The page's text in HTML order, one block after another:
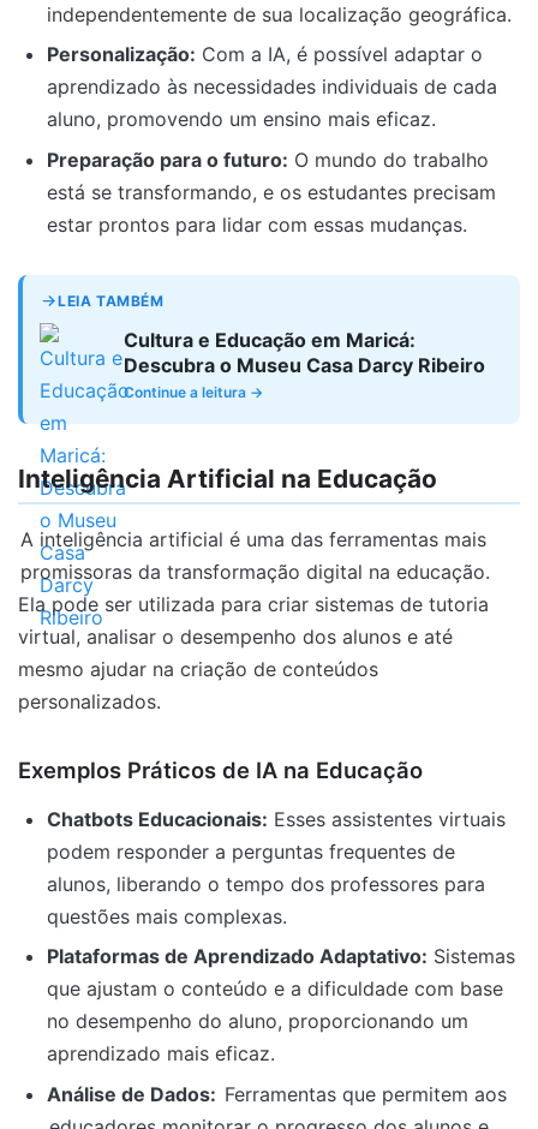
independentemente de sua localização geográfica.
Personalização: Com a IA, é possível adaptar o
aprendizado às necessidades individuais de cada
aluno, promovendo um ensino mais eficaz.
Preparação para o futuro: O mundo do trabalho
está se transformando, e os estudantes precisam
estar prontos para lidar com essas mudanças.
LEIA TAMBÉM
Cultura e Educação em Maricá:
Descubra o Museu Casa Darcy Ribeiro
Continue a leitura →
Inteligência Artificial na Educação
A inteligência artificial é uma das ferramentas mais
promissoras da transformação digital na educação.
Ela pode ser utilizada para criar sistemas de tutoria
virtual, analisar o desempenho dos alunos e até
mesmo ajudar na criação de conteúdos
personalizados.
Exemplos Práticos de IA na Educação
Chatbots Educacionais: Esses assistentes virtuais
podem responder a perguntas frequentes de
alunos, liberando o tempo dos professores para
questões mais complexas.
Plataformas de Aprendizado Adaptativo: Sistemas
que ajustam o conteúdo e a dificuldade com base
no desempenho do aluno, proporcionando um
aprendizado mais eficaz.
Análise de Dados: Ferramentas que permitem aos